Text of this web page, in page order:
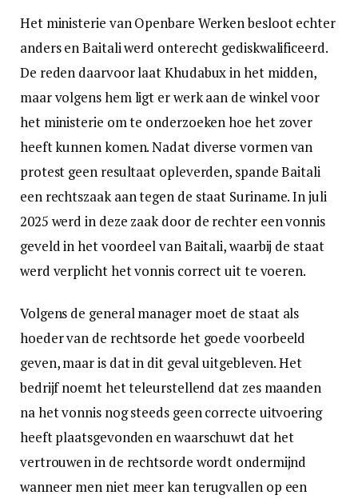
Het ministerie van Openbare Werken besloot echter
anders en Baitali werd onterecht gediskwalificeerd.
De reden daarvoor laat Khudabux in het midden,
maar volgens hem ligt er werk aan de winkel voor
het ministerie om te onderzoeken hoe het zover
heeft kunnen komen. Nadat diverse vormen van
protest geen resultaat opleverden, spande Baitali
een rechtszaak aan tegen de staat Suriname. In juli
2025 werd in deze zaak door de rechter een vonnis
geveld in het voordeel van Baitali, waarbij de staat
werd verplicht het vonnis correct uit te voeren.
Volgens de general manager moet de staat als
hoeder van de rechtsorde het goede voorbeeld
geven, maar is dat in dit geval uitgebleven. Het
bedrijf noemt het teleurstellend dat zes maanden
na het vonnis nog steeds geen correcte uitvoering
heeft plaatsgevonden en waarschuwt dat het
vertrouwen in de rechtsorde wordt ondermijnd
wanneer men niet meer kan terugvallen op een